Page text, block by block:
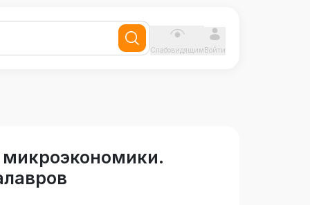
СлабовидящимВойти